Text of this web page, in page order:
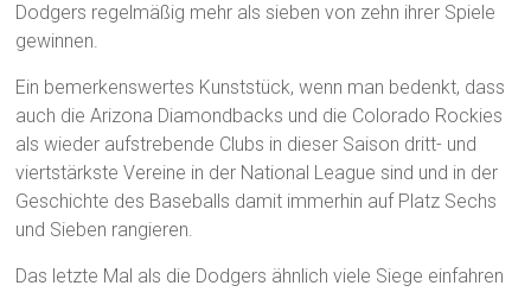
Dodgers regelmäßig mehr als sieben von zehn ihrer Spiele
gewinnen.
Ein bemerkenswertes Kunststück, wenn man bedenkt, dass
auch die Arizona Diamondbacks und die Colorado Rockies
als wieder aufstrebende Clubs in dieser Saison dritt- und
viertstärkste Vereine in der National League sind und in der
Geschichte des Baseballs damit immerhin auf Platz Sechs
und Sieben rangieren.
Das letzte Mal als die Dodgers ähnlich viele Siege einfahren